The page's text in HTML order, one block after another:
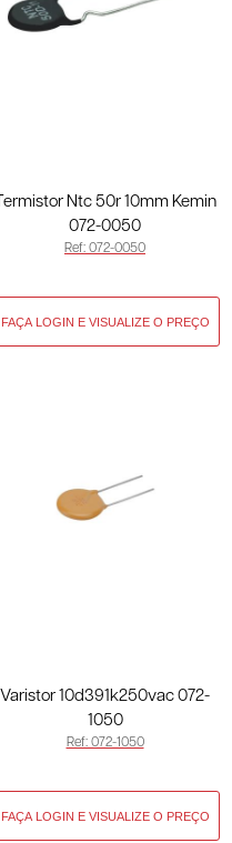
Termistor Ntc 50r 10mm Kemin
072-0050
Ref: 072-0050
Varistor 10d391k250vac 072-
1050
Ref: 072-1050